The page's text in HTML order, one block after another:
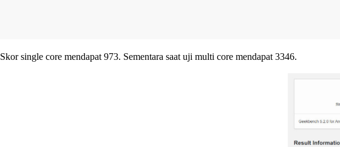
Skor single core mendapat 973. Sementara saat uji multi core mendapat 3346.